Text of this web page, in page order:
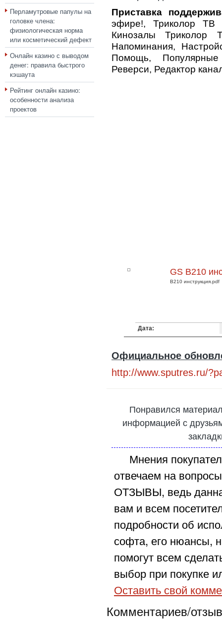
Перламутровые папулы на
головке члена:
физиологическая норма
или косметический дефект
Онлайн казино с выводом
денег: правила быстрого
кэшаута
Рейтинг онлайн казино:
особенности анализа
проектов
Приставка
эфире!, Триколор ТВ
Кинозалы Триколор
Напоминания,
Помощь,
Реверси, Редактор
GS B210
B210 инструкция.pdf
Дата:
Официальное
http://www.sputres.ru/
Понравился
информацией с
Мнения
отвечаем на
ОТЗЫВЫ, ведь
вам и всем
подробности об
софта, его нюансы,
помогут всем
выбор при покупке
Оставить свой
Комментариев/